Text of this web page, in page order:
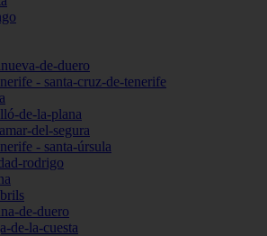
de-duero
- santa-cruz-de-tenerife
de-la-plana
del-segura
- santa-úrsula
rodrigo
de-duero
de-la-cuesta